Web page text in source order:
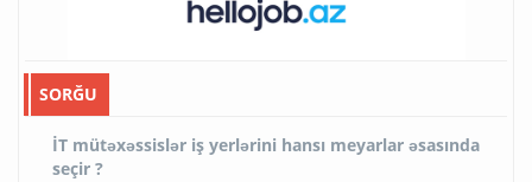
SORĞU
İT mütəxəssislər iş yerlərini hansı meyarlar əsasında
seçir ?